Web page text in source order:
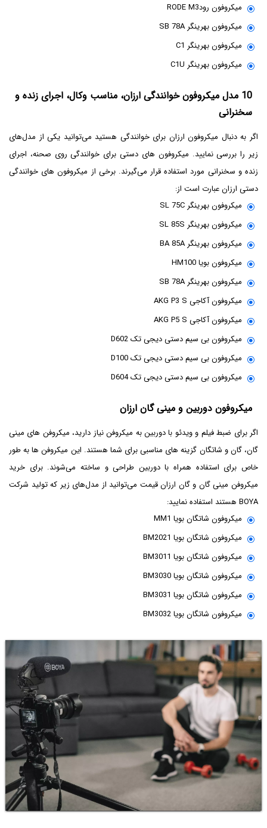
میکروفون رودRODE M3
میکروفون بهرینگر SB 78A
میکروفون بهرینگر C1
میکروفون بهرینگر C1U
10 مدل میکروفون خوانندگی ارزان، مناسب وکال، اجرای زنده و
سخنرانی
اگر به دنبال میکروفون ارزان برای خوانندگی هستید می‌توانید یکی از مدل‌های
زیر را بررسی نمایید. میکروفون های دستی برای خوانندگی روی صحنه، اجرای
زنده و سخنرانی مورد استفاده قرار می‌گیرند. برخی از میکروفون های خوانندگی
دستی ارزان عبارت است از:
میکروفون بهرینگر SL 75C
میکروفون بهرینگر SL 85S
میکروفون بهرینگر BA 85A
میکروفون بویا HM100
میکروفون بهرینگر SB 78A
میکروفون آکاجی AKG P3 S
میکروفون آکاجی AKG P5 S
میکروفون بی سیم دستی دیجی تک D602
میکروفون بی سیم دستی دیجی تک D100
میکروفون بی سیم دستی دیجی تک D604
میکروفون دوربین و مینی گان ارزان
اگر برای ضبط فیلم و ویدئو با دوربین به میکروفن نیاز دارید، میکروفن های مینی
گان، گان و شاتگان گزینه های مناسبی برای شما هستند. این میکروفن ها به طور
خاص برای استفاده همراه با دوربین طراحی و ساخته می‌شوند. برای خرید
میکروفن مینی گان و گان ارزان قیمت می‌توانید از مدل‌های زیر که تولید شرکت
BOYA هستند استفاده نمایید:
میکروفون شاتگان بویا MM1
میکروفون شاتگان بویا BM2021
میکروفون شاتگان بویا BM3011
میکروفون شاتگان بویا BM3030
میکروفون شاتگان بویا BM3031
میکروفون شاتگان بویا BM3032